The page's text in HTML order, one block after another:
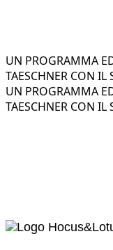
UN PROGRAMMA
TAESCHNER CON IL
UN PROGRAMMA
TAESCHNER CON IL